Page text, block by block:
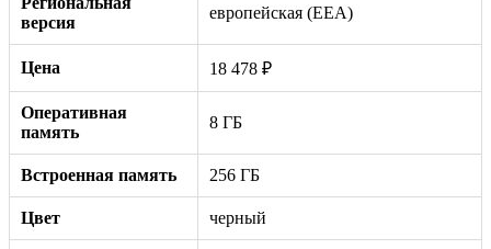
версия
европейская (EEA)
Цена 18 478 ₽
Оперативная
память
8 ГБ
Встроенная память 256 ГБ
Цвет черный